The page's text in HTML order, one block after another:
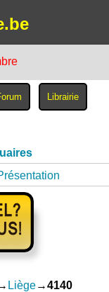
Liège→4140